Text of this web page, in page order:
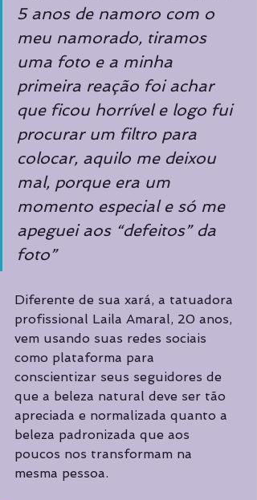
5 anos de namoro com o
meu namorado, tiramos
uma foto e a minha
primeira reação foi achar
que ficou horrível e logo fui
procurar um filtro para
colocar, aquilo me deixou
mal, porque era um
momento especial e só me
apeguei aos “defeitos” da
foto”
Diferente de sua xará, a tatuadora
profissional Laila Amaral, 20 anos,
vem usando suas redes sociais
como plataforma para
conscientizar seus seguidores de
que a beleza natural deve ser tão
apreciada e normalizada quanto a
beleza padronizada que aos
poucos nos transformam na
mesma pessoa.